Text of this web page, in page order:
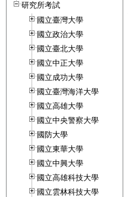
研究所考試
國立臺灣大學
國立政治大學
國立臺北大學
國立中正大學
國立成功大學
國立臺灣海洋大學
國立高雄大學
國立中央警察大學
國防大學
國立東華大學
國立中興大學
國立高雄科技大學
國立雲林科技大學